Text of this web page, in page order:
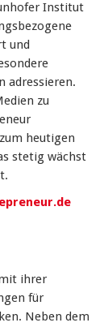
Institut
und
adressieren.
zu
heutigen
stetig wächst
ihrer
für
Neben dem